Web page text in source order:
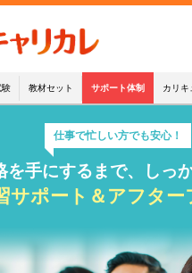
リカレの品質
リカレのサポート・サー
験 教材セット サポート体制 カリキ
仕事で忙しい方でも安心！
を手にするまで、しっ
サポート＆アフター